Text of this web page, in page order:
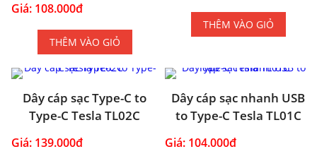
Giá: 108.000đ
THÊM VÀO GIỎ
THÊM VÀO GIỎ
Dây cáp sạc Type-C to
Type-C Tesla TL02C
Giá: 139.000đ
Dây cáp sạc nhanh USB
to Type-C Tesla TL01C
Giá: 104.000đ